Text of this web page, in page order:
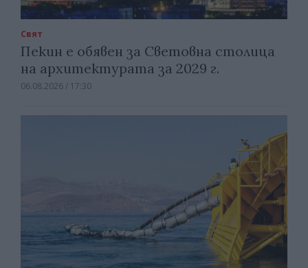
Свят
Пекин е обявен за Световна столица
на архитектурата за 2029 г.
06.08.2026 / 17:30